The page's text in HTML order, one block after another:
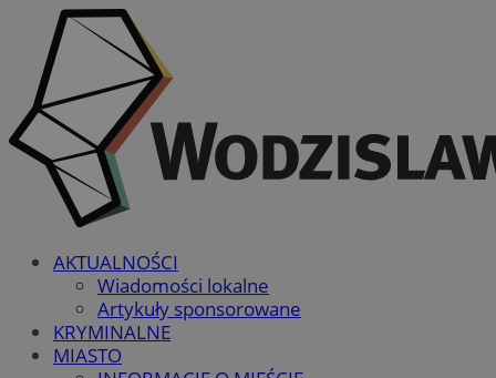
AKTUALNOŚCI
Wiadomości lokalne
Artykuły sponsorowane
KRYMINALNE
MIASTO